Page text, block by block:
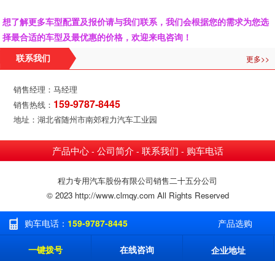
想了解更多车型配置及报价请与我们联系，我们会根据您的需求为您选
择最合适的车型及最优惠的价格，欢迎来电咨询！
联系我们 更多>>
销售经理：马经理
销售热线： 159-9787-8445
地址：湖北省随州市南郊程力汽车工业园
产品中心- 公司简介 - 联系我们 - 购车电话
程力专用汽车股份有限公司销售二十五分公司
© 2023 http://www.clmqy.com All Rights Reserved
购车电话： 159-9787-8445 产品选购
一键拨号 在线咨询 企业地址